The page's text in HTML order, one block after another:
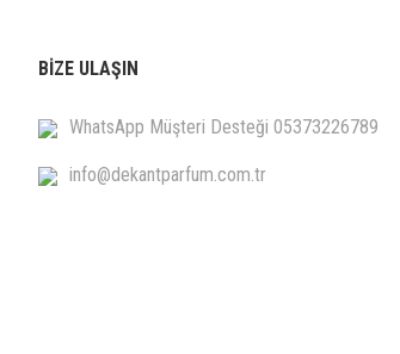
BİZE ULAŞIN
WhatsApp Müşteri Desteği 05373226789
info@dekantparfum.com.tr